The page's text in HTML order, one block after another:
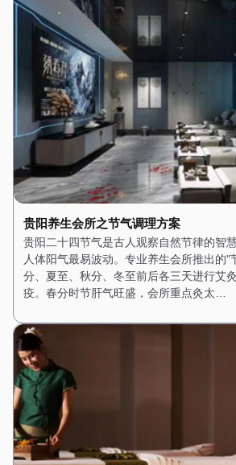
贵阳养生会所之节气调理方案
贵阳二十四节气是古人观察自然节律的智
人体阳气最易波动。专业养生会所推出的"
分、夏至、秋分、冬至前后各三天进行艾
疫。春分时节肝气旺盛，会所重点灸太…